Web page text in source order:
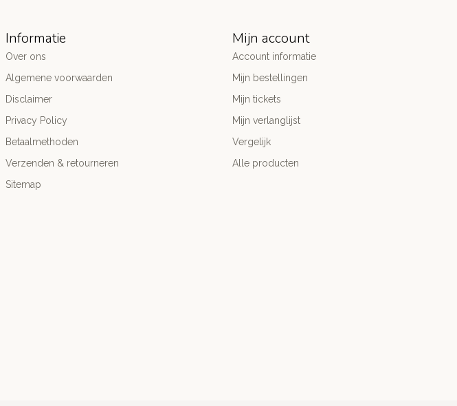
Informatie
Over ons
Algemene voorwaarden
Disclaimer
Privacy Policy
Betaalmethoden
Verzenden & retourneren
Sitemap
Mijn account
Account informatie
Mijn bestellingen
Mijn tickets
Mijn verlanglijst
Vergelijk
Alle producten